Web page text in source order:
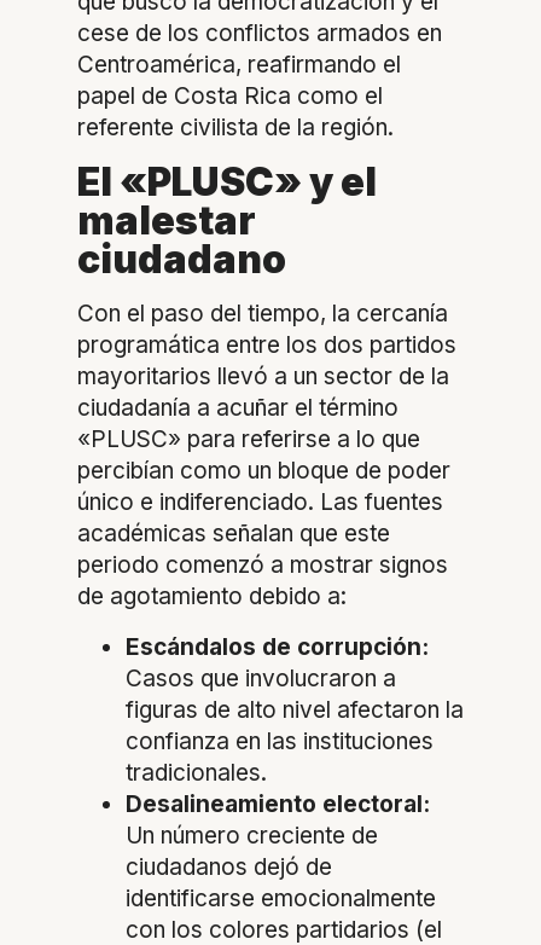
cese de los conflictos armados en
Centroamérica, reafirmando el
papel de Costa Rica como el
referente civilista de la región.
El «PLUSC» y el
malestar
ciudadano
Con el paso del tiempo, la cercanía
programática entre los dos partidos
mayoritarios llevó a un sector de la
ciudadanía a acuñar el término
«PLUSC» para referirse a lo que
percibían como un bloque de poder
único e indiferenciado. Las fuentes
académicas señalan que este
periodo comenzó a mostrar signos
de agotamiento debido a:
Escándalos de corrupción:
Casos que involucraron a
figuras de alto nivel afectaron la
confianza en las instituciones
tradicionales.
Desalineamiento electoral:
Un número creciente de
ciudadanos dejó de
identificarse emocionalmente
con los colores partidarios (el